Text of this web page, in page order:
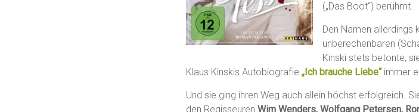
(„Das Boot“) berühmt.
Den Namen allerdings
unberechenbaren
Kinski stets betonte,
Klaus Kinskis Autobiografie „Ich brauche Liebe“ immer
Und sie ging ihren Weg auch allein höchst erfolgreich.
den Regisseuren Wim Wenders, Wolfgang Petersen,